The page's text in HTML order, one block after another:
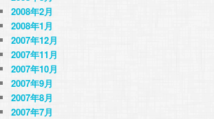
2008年2月
2008年1月
2007年12月
2007年11月
2007年10月
2007年9月
2007年8月
2007年7月